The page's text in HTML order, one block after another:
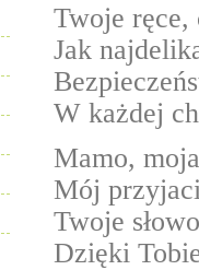
Twoje ręce,
Jak
W każdej
Mamo,
Mój
Twoje
Dzięki